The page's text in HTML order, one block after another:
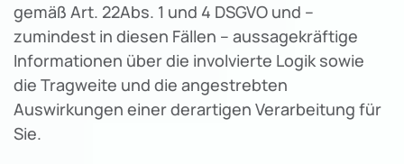
gemäß Art. 22Abs. 1 und 4 DSGVO und –
zumindest in diesen Fällen – aussagekräftige
Informationen über die involvierte Logik sowie
die Tragweite und die angestrebten
Auswirkungen einer derartigen Verarbeitung für
Sie.